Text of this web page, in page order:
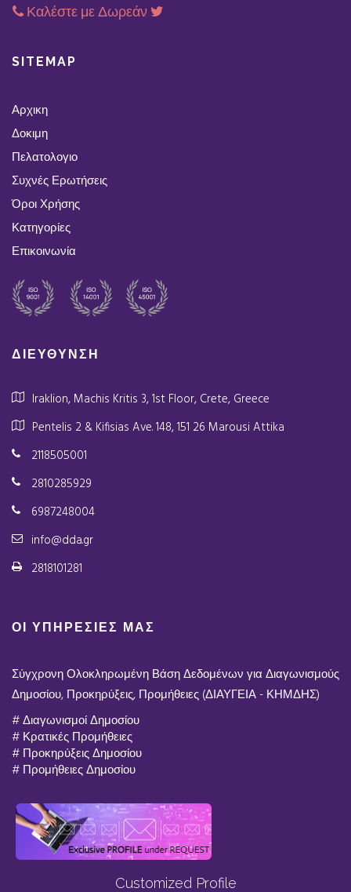
Καλέστε με Δωρεάν
SITEMAP
Αρχικη
Δοκιμη
Πελατολογιο
Συχνές Ερωτήσεις
Όροι Χρήσης
Κατηγορίες
Επικοινωνία
ΔΙΕΥΘΥΝΣΗ
Iraklion, Machis Kritis 3, 1st Floor, Crete, Greece
Pentelis 2 & Kifisias Ave. 148, 151 26 Marousi Attika
2118505001
2810285929
6987248004
info@dda.gr
2818101281
ΟΙ ΥΠΗΡΕΣΙΕΣ ΜΑΣ
Σύγχρονη Ολοκληρωμένη Βάση Δεδομένων για Διαγωνισμούς
Δημοσίου, Προκηρύξεις, Προμήθειες (ΔΙΑΥΓΕΙΑ - ΚΗΜΔΗΣ)
# Διαγωνισμοί Δημοσίου
# Κρατικές Προμήθειες
# Προκηρύξεις Δημοσίου
# Προμήθειες Δημοσίου
Customized Profile